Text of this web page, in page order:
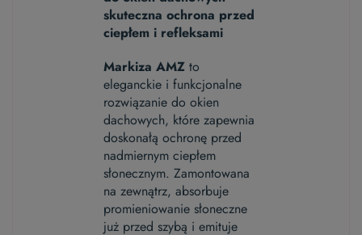
skuteczna ochrona przed
ciepłem i refleksami
Markiza AMZ to
eleganckie i funkcjonalne
rozwiązanie do okien
dachowych, które zapewnia
doskonałą ochronę przed
nadmiernym ciepłem
słonecznym. Zamontowana
na zewnątrz, absorbuje
promieniowanie słoneczne
już przed szybą i emituje